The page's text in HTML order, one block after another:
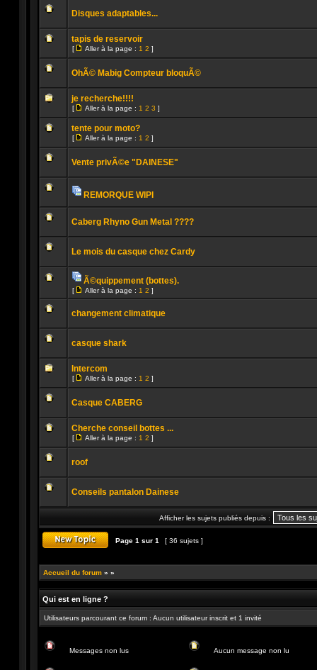
non
Aucun
message
non
Disques adaptables...
Aucun
non
tapis de reservoir
[
la
page
Aller à la page : 1 2 ]
Aucun
message
non
OhÃ© Mabig Compteur bloquÃ©
Aucun
message
non
je recherche!!!!
[
la
page
Aller à la page : 1 2 3 ]
Aucun
non
tente pour moto?
[
la
page
Aller à la page : 1 2 ]
Aucun
non
Vente privÃ©e "DAINESE"
Aucun
non
jointes
REMORQUE WIPI
Aucun
Caberg Rhyno Gun Metal ????
Aucun
message
non
Le mois du casque chez Cardy
Aucun
non
Pièces
jointes
Ã©quippement (bottes).
[
Aller
la
page
Aller à la page : 1 2 ]
Aucun
non
changement climatique
Aucun
message
non
casque shark
Aucun
non
Intercom
[
la
page
Aller à la page : 1 2 ]
Aucun
message
non
Casque CABERG
Aucun
non
Cherche conseil bottes ...
[
la
page
Aller à la page : 1 2 ]
Aucun
non
roof
Aucun
lu
Conseils pantalon Dainese
Afficher les sujets publiés depuis :
Page 1 sur 1 [ 36 sujets ]
Accueil du forum » »
Qui est en ligne ?
Utilisateurs parcourant ce forum : Aucun utilisateur inscrit et 1 invité
Messages non lus
Aucun message non lu